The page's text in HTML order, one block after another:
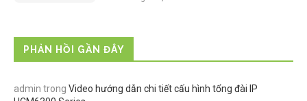
PHẢN HỒI GẦN ĐÂY
admin trong Video hướng dẫn chi tiết cấu hình tổng đài IP